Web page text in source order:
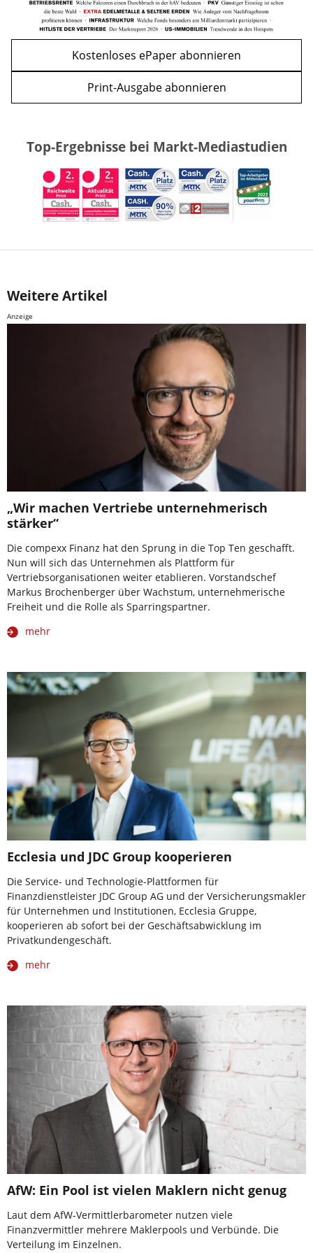
Kostenloses ePaper abonnieren
Print-Ausgabe abonnieren
Top-Ergebnisse bei Markt-Mediastudien
Weitere Artikel
Anzeige
„Wir machen Vertriebe unternehmerisch
stärker“
Die compexx Finanz hat den Sprung in die Top Ten geschafft.
Nun will sich das Unternehmen als Plattform für
Vertriebsorganisationen weiter etablieren. Vorstandschef
Markus Brochenberger über Wachstum, unternehmerische
Freiheit und die Rolle als Sparringspartner.
mehr
Ecclesia und JDC Group kooperieren
Die Service- und Technologie-Plattformen für
Finanzdienstleister JDC Group AG und der Versicherungsmakler
für Unternehmen und Institutionen, Ecclesia Gruppe,
kooperieren ab sofort bei der Geschäftsabwicklung im
Privatkundengeschäft.
mehr
AfW: Ein Pool ist vielen Maklern nicht genug
Laut dem AfW-Vermittlerbarometer nutzen viele
Finanzvermittler mehrere Maklerpools und Verbünde. Die
Verteilung im Einzelnen.